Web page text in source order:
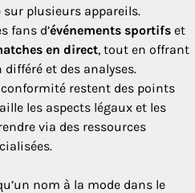
sur plusieurs appareils.
fans d’événements sportifs et
en direct, tout en offrant
et des analyses.
restent des points
les aspects légaux et les
via des ressources
nom à la mode dans le